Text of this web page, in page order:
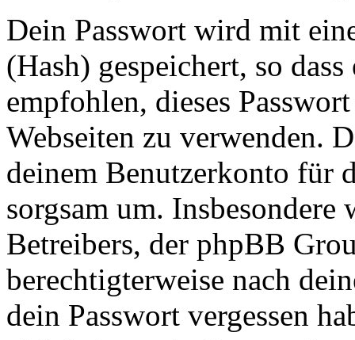
Dein Passwort wird mit
(Hash) gespeichert, so
empfohlen, dieses
Webseiten zu verwenden.
deinem Benutzerkonto für
sorgsam um.
Betreibers, der phpBB
berechtigterweise nach
dein Passwort vergessen